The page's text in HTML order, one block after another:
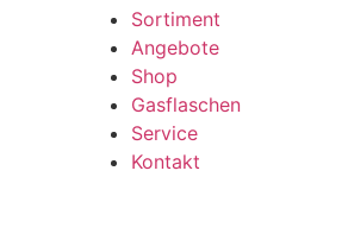
Sortiment
Angebote
Shop
Gasflaschen
Service
Kontakt